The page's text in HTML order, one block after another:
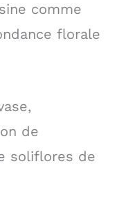
comme
florale
de
soliflores de